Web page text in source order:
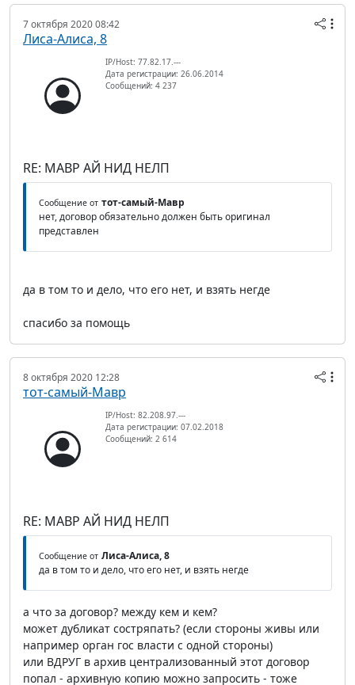
7 октября 2020 08:42
Лиса-Алиса, 8
IP/Host: 77.82.17.---
Дата регистрации: 26.06.2014
Сообщений: 4 237
RE: МАВР АЙ НИД НЕЛП
Сообщение от тот-самый-Мавр
нет, договор обязательно должен быть оригинал
представлен
да в том то и дело, что его нет, и взять негде
спасибо за помощь
8 октября 2020 12:28
тот-самый-Мавр
IP/Host: 82.208.97.---
Дата регистрации: 07.02.2018
Сообщений: 2 614
RE: МАВР АЙ НИД НЕЛП
Сообщение от Лиса-Алиса, 8
да в том то и дело, что его нет, и взять негде
а что за договор? между кем и кем?
может дубликат состряпать? (если стороны живы или
например орган гос власти с одной стороны)
или ВДРУГ в архив централизованный этот договор
попал - архивную копию можно запросить - тоже